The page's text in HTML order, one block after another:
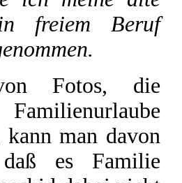
freiem Beruf
Fotos, die
man davon
daß es Familie